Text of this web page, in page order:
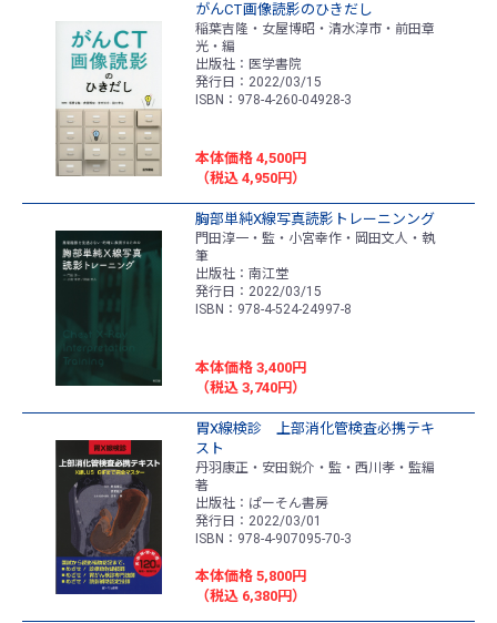
がんCT画像読影のひきだし
稲葉吉隆・女屋博昭・清水淳市・前田章
光・編
出版社：医学書院
発行日：2022/03/15
ISBN：978-4-260-04928-3
本体価格 4,500円
（税込 4,950円）
胸部単純X線写真読影トレーニンング
門田淳一・監・小宮幸作・岡田文人・執
筆
出版社：南江堂
発行日：2022/03/15
ISBN：978-4-524-24997-8
本体価格 3,400円
（税込 3,740円）
胃X線検診 上部消化管検査必携テキ
スト
丹羽康正・安田鋭介・監・西川孝・監編
著
出版社：ぱーそん書房
発行日：2022/03/01
ISBN：978-4-907095-70-3
本体価格 5,800円
（税込 6,380円）